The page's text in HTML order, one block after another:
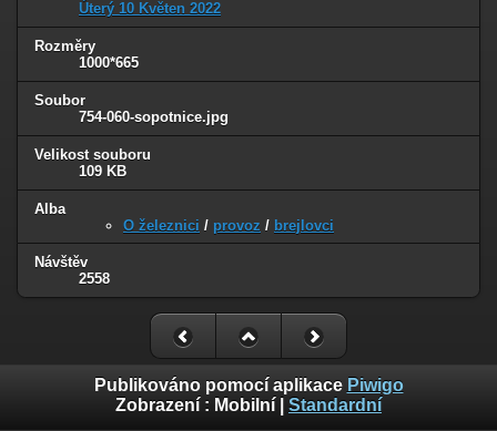
Úterý 10 Květen 2022
Rozměry
1000*665
Soubor
754-060-sopotnice.jpg
Velikost souboru
109 KB
Alba
O železnici / provoz / brejlovci
Návštěv
2558
Publikováno pomocí aplikace Piwigo
Zobrazení : Mobilní Standardní